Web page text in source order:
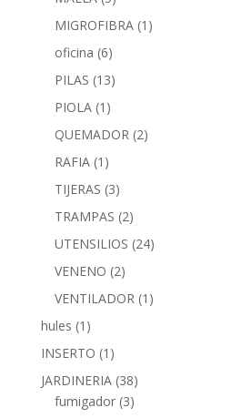
MIGROFIBRA (1)
oficina (6)
PILAS (13)
PIOLA (1)
QUEMADOR (2)
RAFIA (1)
TIJERAS (3)
TRAMPAS (2)
UTENSILIOS (24)
VENENO (2)
VENTILADOR (1)
hules (1)
INSERTO (1)
JARDINERIA (38)
fumigador (3)